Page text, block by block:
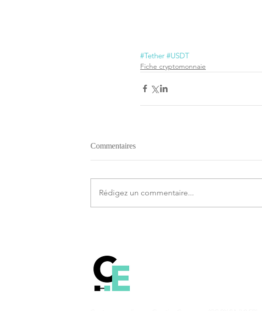
#Tether #USDT
Fiche cryptomonnaie
Commentaires
Rédigez un commentaire...